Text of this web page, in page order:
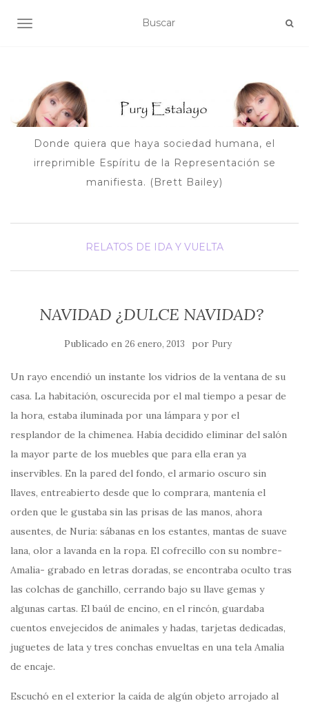
ALTERNAR NAVEGACIÓN
Donde quiera que haya sociedad humana, el
irreprimible Espíritu de la Representación se
manifiesta. (Brett Bailey)
RELATOS DE IDA Y VUELTA
NAVIDAD ¿DULCE NAVIDAD?
Publicado en 26 enero, 2013 por Pury
Un rayo encendió un instante los vidrios de la ventana de su
casa. La habitación, oscurecida por el mal tiempo a pesar de
la hora, estaba iluminada por una lámpara y por el
resplandor de la chimenea. Había decidido eliminar del salón
la mayor parte de los muebles que para ella eran ya
inservibles. En la pared del fondo, el armario oscuro sin
llaves, entreabierto desde que lo comprara, mantenía el
orden que le gustaba sin las prisas de las manos, ahora
ausentes, de Nuria: sábanas en los estantes, mantas de suave
lana, olor a lavanda en la ropa. El cofrecillo con su nombre-
Amalia- grabado en letras doradas, se encontraba oculto tras
las colchas de ganchillo, cerrando bajo su llave gemas y
algunas cartas. El baúl de encino, en el rincón, guardaba
cuentos envejecidos de animales y hadas, tarjetas dedicadas,
juguetes de lata y tres conchas envueltas en una tela Amalia
de encaje.
Escuchó en el exterior la caída de algún objeto arrojado al